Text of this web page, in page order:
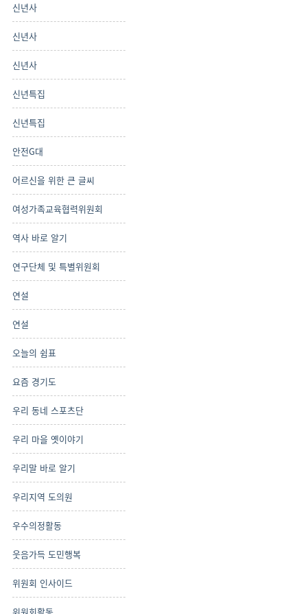
신년사
신년사
신년사
신년특집
신년특집
안전G대
어르신을 위한 큰 글씨
여성가족교육협력위원회
역사 바로 알기
연구단체 및 특별위원회
연설
연설
오늘의 쉼표
요즘 경기도
우리 동네 스포츠단
우리 마을 옛이야기
우리말 바로 알기
우리지역 도의원
우수의정활동
웃음가득 도민행복
위원회 인사이드